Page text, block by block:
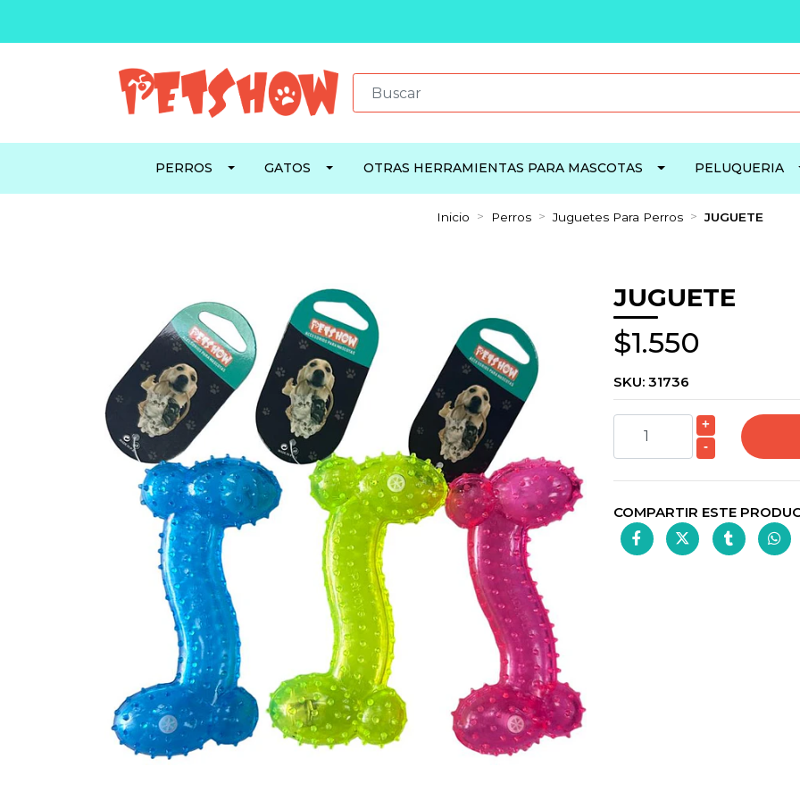
PERROS GATOS OTRAS HERRAMIENTAS PARA MASCOTAS PELUQUERIA
Inicio Perros Juguetes Para Perros JUGUETE
JUGUETE
$1.550
SKU: 31736
+
-
COMPARTIR ESTE